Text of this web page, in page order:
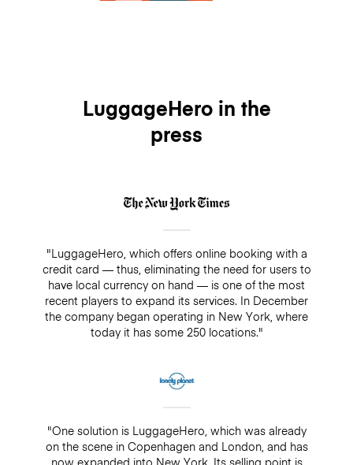
LuggageHero in the
press
"LuggageHero, which offers online booking with a
credit card — thus, eliminating the need for users to
have local currency on hand — is one of the most
recent players to expand its services. In December
the company began operating in New York, where
today it has some 250 locations."
"One solution is LuggageHero, which was already
on the scene in Copenhagen and London, and has